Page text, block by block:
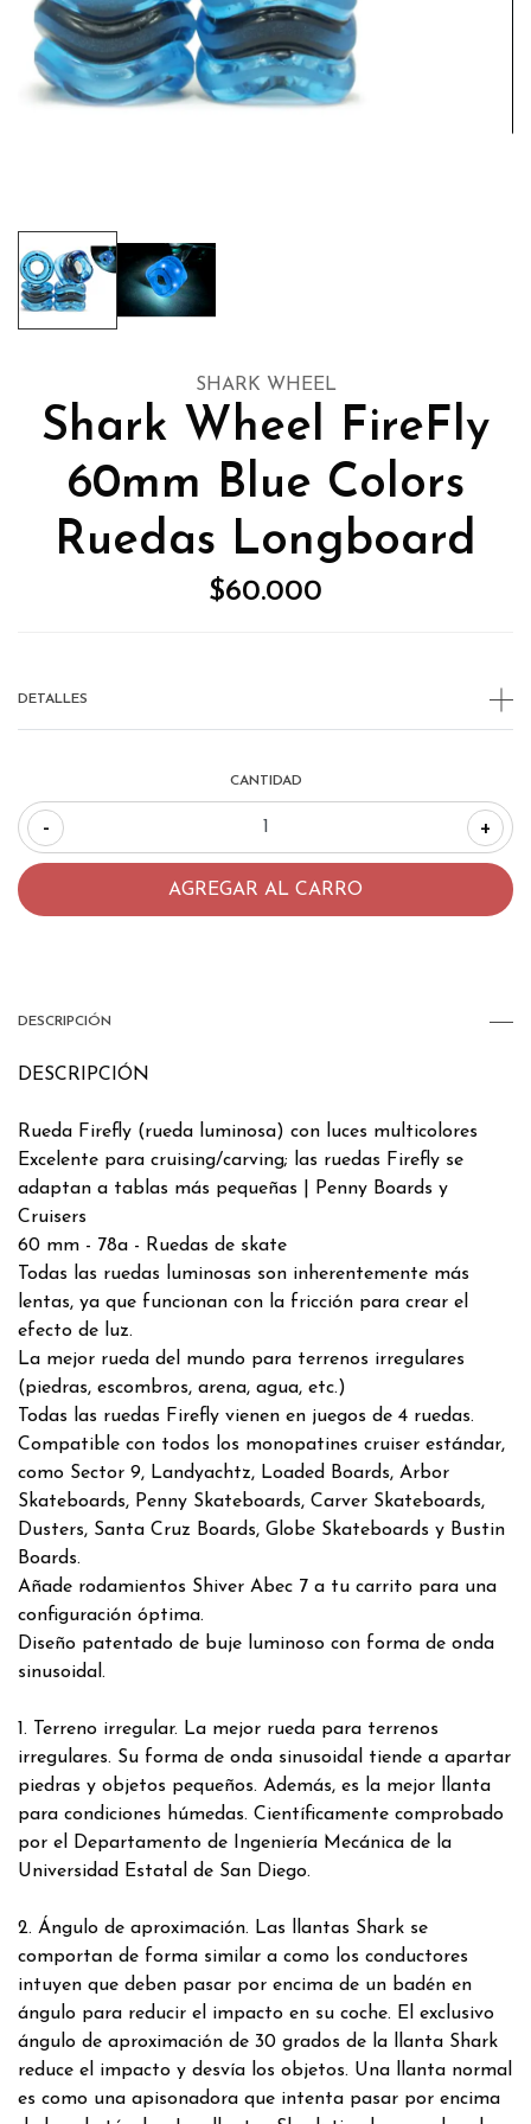
SHARK WHEEL
Shark Wheel FireFly
60mm Blue Colors
Ruedas Longboard
$60.000
DETALLES
CANTIDAD
- +
DESCRIPCIÓN
DESCRIPCIÓN
Rueda Firefly (rueda luminosa) con luces multicolores
Excelente para cruising/carving; las ruedas Firefly se
adaptan a tablas más pequeñas | Penny Boards y
Cruisers
60 mm - 78a - Ruedas de skate
Todas las ruedas luminosas son inherentemente más
lentas, ya que funcionan con la fricción para crear el
efecto de luz.
La mejor rueda del mundo para terrenos irregulares
(piedras, escombros, arena, agua, etc.)
Todas las ruedas Firefly vienen en juegos de 4 ruedas.
Compatible con todos los monopatines cruiser estándar,
como Sector 9, Landyachtz, Loaded Boards, Arbor
Skateboards, Penny Skateboards, Carver Skateboards,
Dusters, Santa Cruz Boards, Globe Skateboards y Bustin
Boards.
Añade rodamientos Shiver Abec 7 a tu carrito para una
configuración óptima.
Diseño patentado de buje luminoso con forma de onda
sinusoidal.
1. Terreno irregular. La mejor rueda para terrenos
irregulares. Su forma de onda sinusoidal tiende a apartar
piedras y objetos pequeños. Además, es la mejor llanta
para condiciones húmedas. Científicamente comprobado
por el Departamento de Ingeniería Mecánica de la
Universidad Estatal de San Diego.
2. Ángulo de aproximación. Las llantas Shark se
comportan de forma similar a como los conductores
intuyen que deben pasar por encima de un badén en
ángulo para reducir el impacto en su coche. El exclusivo
ángulo de aproximación de 30 grados de la llanta Shark
reduce el impacto y desvía los objetos. Una llanta normal
es como una apisonadora que intenta pasar por encima